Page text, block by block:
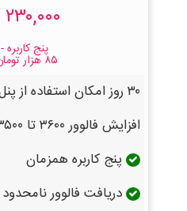
۲۳۰,۰۰۰ تومان
پنج کاربره - ۱ ماهه
۸۵ هزار تومان تخفیف
۳۰ روز امکان استفاده از پنل
افزایش فالوور ۳۶۰۰ تا ۱۳۵۰۰ برای هر اکانت
پنج کاربره همزمان
دریافت فالوور نامحدود